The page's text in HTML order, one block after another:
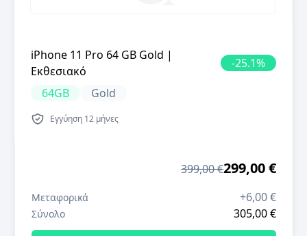
iPhone 11 Pro 64 GB Gold |
Εκθεσιακό
-25.1%
64GB
Gold
Εγγύηση 12 μήνες
399,00 €299,00 €
Μεταφορικά +6,00 €
Σύνολο 305,00 €